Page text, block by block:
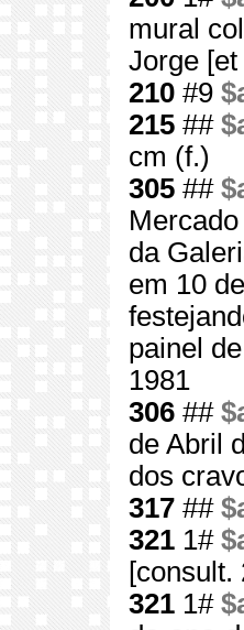
mural
Jorge [et
210 #9
215 ##
cm (f.)
305 ##
da
em 10
painel
1981
306 ##
de Abril
dos
317 ##
321 1#
[consult.
321 1#